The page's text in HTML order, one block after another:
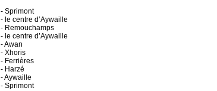
- Sprimont
- le centre d’Aywaille
- Remouchamps
- le centre d’Aywaille
- Awan
- Xhoris
- Ferrières
- Harzé
- Aywaille
- Sprimont